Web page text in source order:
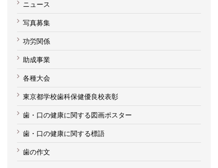
ニュース
写真募集
功労関係
助成事業
各種大会
東京都学校歯科保健優良校表彰
歯・口の健康に関する図画ポスター
歯・口の健康に関する標語
歯の作文